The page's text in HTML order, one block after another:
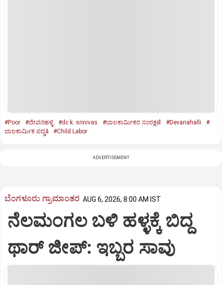
#Poor #ದೇವನಹಳ್ಳಿ #dc k. srinivas #ಬಾಲಕಾರ್ಮಿಕರ ಸಂರಕ್ಷಣೆ #Devanahalli
#
ಬಾಲಕಾರ್ಮಿಕ ಪದ್ಧತಿ
#Child Labor
ADVERTISEMENT
ಬೆಂಗಳೂರು ಗ್ರಾಮಾಂತರ AUG 6, 2026, 8:00 AM IST
ನೆಲಮಂಗಲ ಬಳಿ ಹಳ್ಳಕ್ಕೆ ಬಿದ್ದ
ಥಾರ್‌ ಜೀಪ್‌: ಇಬ್ಬರ ಸಾವು